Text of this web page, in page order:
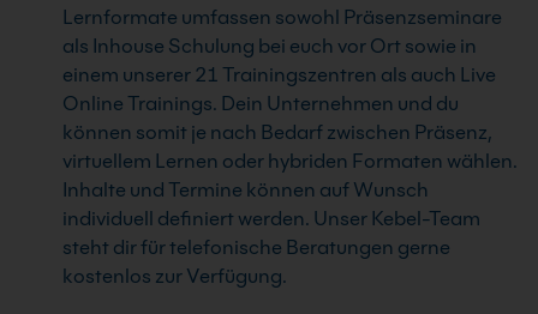
Lernformate umfassen sowohl Präsenzseminare
als Inhouse Schulung bei euch vor Ort sowie in
einem unserer 21 Trainingszentren als auch Live
Online Trainings. Dein Unternehmen und du
können somit je nach Bedarf zwischen Präsenz,
virtuellem Lernen oder hybriden Formaten wählen.
Inhalte und Termine können auf Wunsch
individuell definiert werden. Unser Kebel-Team
steht dir für telefonische Beratungen gerne
kostenlos zur Verfügung.